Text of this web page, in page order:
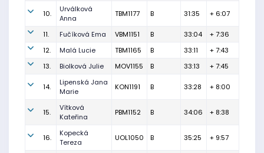
10.
Urválková
Anna
TBM1177 B 31:35 + 6:07
11. Fučíková Ema VBM1151 B 33:04
+ 7:36
12.
Malá Lucie TBM1165 B 33:11
+ 7:43
13.
Biolková Julie MOV1155 B 33:13 + 7:45
14.
Lipenská Jana
Marie
KON1191 B 33:28 + 8:00
15.
Vítková
Kateřina
PBM1152 B 34:06 + 8:38
16.
Kopecká
Tereza
UOL1050 B 35:25 + 9:57